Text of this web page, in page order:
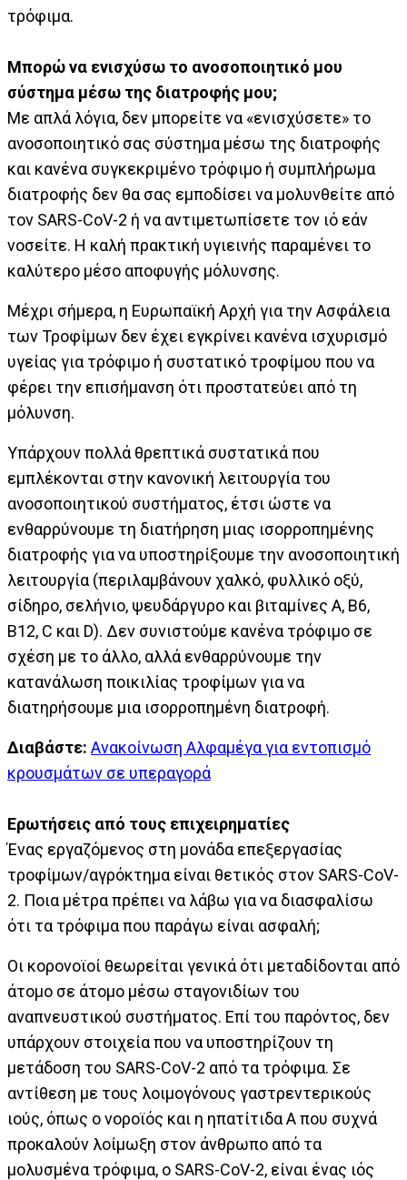
τρόφιμα.
Μπορώ να ενισχύσω το ανοσοποιητικό μου
σύστημα μέσω της διατροφής μου;
Με απλά λόγια, δεν μπορείτε να «ενισχύσετε» το
ανοσοποιητικό σας σύστημα μέσω της διατροφής
και κανένα συγκεκριμένο τρόφιμο ή συμπλήρωμα
διατροφής δεν θα σας εμποδίσει να μολυνθείτε από
τον SARS-CoV-2 ή να αντιμετωπίσετε τον ιό εάν
νοσείτε. Η καλή πρακτική υγιεινής παραμένει το
καλύτερο μέσο αποφυγής μόλυνσης.
Μέχρι σήμερα, η Ευρωπαϊκή Αρχή για την Ασφάλεια
των Τροφίμων δεν έχει εγκρίνει κανένα ισχυρισμό
υγείας για τρόφιμο ή συστατικό τροφίμου που να
φέρει την επισήμανση ότι προστατεύει από τη
μόλυνση.
Υπάρχουν πολλά θρεπτικά συστατικά που
εμπλέκονται στην κανονική λειτουργία του
ανοσοποιητικού συστήματος, έτσι ώστε να
ενθαρρύνουμε τη διατήρηση μιας ισορροπημένης
διατροφής για να υποστηρίξουμε την ανοσοποιητική
λειτουργία (περιλαμβάνουν χαλκό, φυλλικό οξύ,
σίδηρο, σελήνιο, ψευδάργυρο και βιταμίνες Α, Β6,
Β12, C και D). Δεν συνιστούμε κανένα τρόφιμο σε
σχέση με το άλλο, αλλά ενθαρρύνουμε την
κατανάλωση ποικιλίας τροφίμων για να
διατηρήσουμε μια ισορροπημένη διατροφή.
Διαβάστε: Ανακοίνωση Αλφαμέγα για εντοπισμό
κρουσμάτων σε υπεραγορά
Ερωτήσεις από τους επιχειρηματίες
Ένας εργαζόμενος στη μονάδα επεξεργασίας
τροφίμων/αγρόκτημα είναι θετικός στον SARS-CoV-
2. Ποια μέτρα πρέπει να λάβω για να διασφαλίσω
ότι τα τρόφιμα που παράγω είναι ασφαλή;
Οι κορονοϊοί θεωρείται γενικά ότι μεταδίδονται από
άτομο σε άτομο μέσω σταγονιδίων του
αναπνευστικού συστήματος. Επί του παρόντος, δεν
υπάρχουν στοιχεία που να υποστηρίζουν τη
μετάδοση του SARS-CoV-2 από τα τρόφιμα. Σε
αντίθεση με τους λοιμογόνους γαστρεντερικούς
ιούς, όπως ο νοροϊός και η ηπατίτιδα Α που συχνά
προκαλούν λοίμωξη στον άνθρωπο από τα
μολυσμένα τρόφιμα, ο SARS-CoV-2, είναι ένας ιός